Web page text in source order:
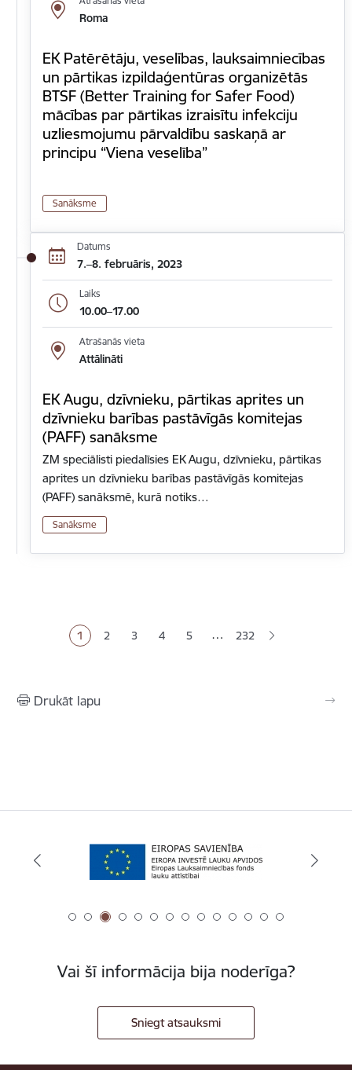
Roma
EK Patērētāju, veselības, lauksaimniecības
un pārtikas izpildaģentūras organizētās
BTSF (Better Training for Safer Food)
mācības par pārtikas izraisītu infekciju
uzliesmojumu pārvaldību saskaņā ar
principu “Viena veselība”
Sanāksme
Datums
7.–8. februāris, 2023
Laiks
10.00–17.00
Atrašanās vieta
Attālināti
EK Augu, dzīvnieku, pārtikas aprites un
dzīvnieku barības pastāvīgās komitejas
(PAFF) sanāksme
ZM speciālisti piedalīsies EK Augu, dzīvnieku, pārtikas
aprites un dzīvnieku barības pastāvīgās komitejas
(PAFF) sanāksmē, kurā notiks…
Sanāksme
Pašreizējā lapa
1 Lapa
2 Lapa
3 Lapa
4 Lapa
5 … 232
Drukāt lapu
Vai šī informācija bija noderīga?
Sniegt atsauksmi